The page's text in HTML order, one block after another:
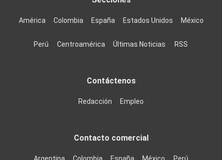
América Colombia España Estados Unidos México
Perú Centroamérica Últimas Noticias RSS
Contáctenos
Redacción Empleo
Contacto comercial